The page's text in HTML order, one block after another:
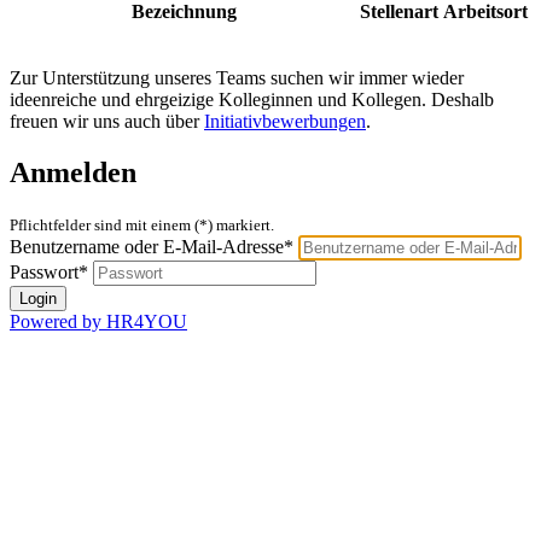
Bezeichnung Stellenart Arbeitsort
Zur Unterstützung unseres Teams suchen wir immer wieder
ideenreiche und ehrgeizige Kolleginnen und Kollegen. Deshalb
freuen wir uns auch überInitiativbewerbungen.
Anmelden
Pflichtfelder sind mit einem (*) markiert.
Benutzername oder E-Mail-Adresse*
Passwort*
Powered by HR4YOU